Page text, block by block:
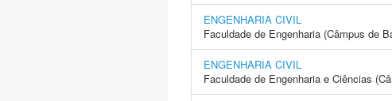
ENGENHARIA CIVIL
Faculdade de Engenharia (Câmpus de
ENGENHARIA CIVIL
Faculdade de Engenharia e Ciências